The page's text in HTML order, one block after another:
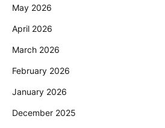
May 2026
April 2026
March 2026
February 2026
January 2026
December 2025